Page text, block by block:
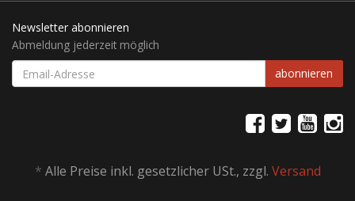
Newsletter abonnieren
Abmeldung jederzeit möglich
EMAIL-
ADRESSE
abonnieren
* Alle Preise inkl. gesetzlicher USt., zzgl. Versand